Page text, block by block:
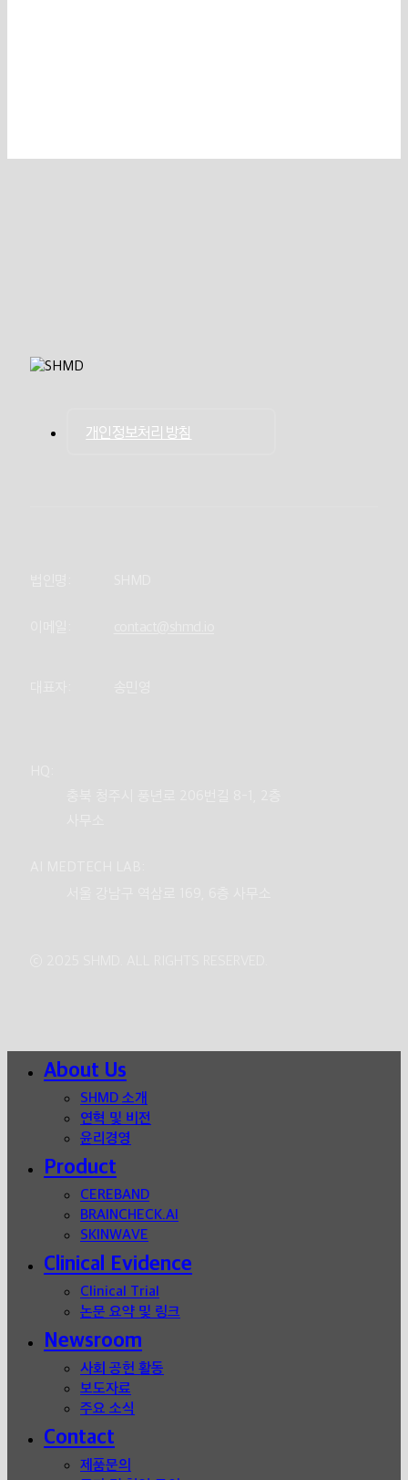
개인정보처리 방침
Menu
About Us
SHMD 소개
연혁 및 비전
윤리경영
Product
CEREBAND
BRAINCHECK.AI
SKINWAVE
Clinical Evidence
Clinical Trial
논문 요약 및 링크
Newsroom
사회 공헌 활동
보도자료
주요 소식
Contact
제품문의